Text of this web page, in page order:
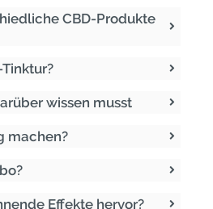
CBD-Produkte
wissen musst
machen?
Effekte hervor?